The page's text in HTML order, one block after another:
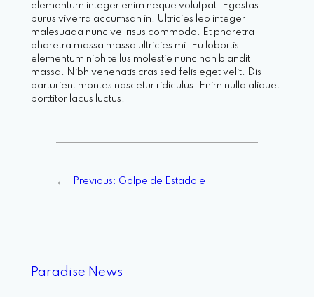
elementum integer enim neque volutpat. Egestas
purus viverra accumsan in. Ultricies leo integer
malesuada nunc vel risus commodo. Et pharetra
pharetra massa massa ultricies mi. Eu lobortis
elementum nibh tellus molestie nunc non blandit
massa. Nibh venenatis cras sed felis eget velit. Dis
parturient montes nascetur ridiculus. Enim nulla aliquet
porttitor lacus luctus.
← Previous: Golpe de Estado e
Paradise News